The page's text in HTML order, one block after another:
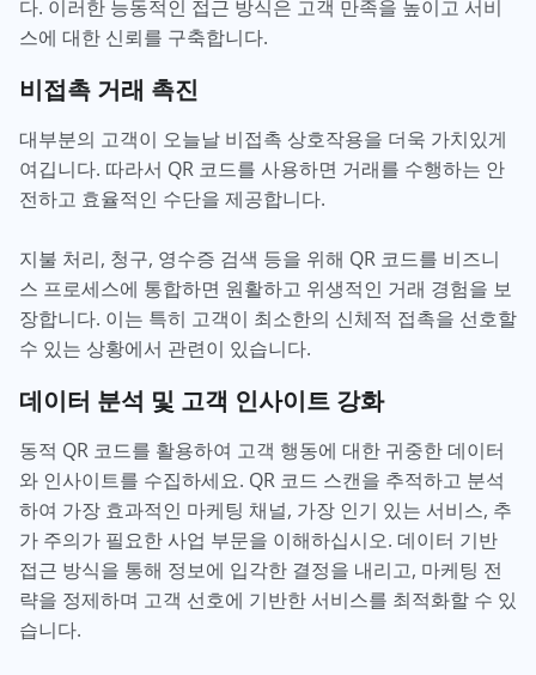
다. 이러한 능동적인 접근 방식은 고객 만족을 높이고 서비
스에 대한 신뢰를 구축합니다.
비접촉 거래 촉진
대부분의 고객이 오늘날 비접촉 상호작용을 더욱 가치있게
여깁니다. 따라서 QR 코드를 사용하면 거래를 수행하는 안
전하고 효율적인 수단을 제공합니다.
지불 처리, 청구, 영수증 검색 등을 위해 QR 코드를 비즈니
스 프로세스에 통합하면 원활하고 위생적인 거래 경험을 보
장합니다. 이는 특히 고객이 최소한의 신체적 접촉을 선호할
수 있는 상황에서 관련이 있습니다.
데이터 분석 및 고객 인사이트 강화
동적 QR 코드를 활용하여 고객 행동에 대한 귀중한 데이터
와 인사이트를 수집하세요. QR 코드 스캔을 추적하고 분석
하여 가장 효과적인 마케팅 채널, 가장 인기 있는 서비스, 추
가 주의가 필요한 사업 부문을 이해하십시오. 데이터 기반
접근 방식을 통해 정보에 입각한 결정을 내리고, 마케팅 전
략을 정제하며 고객 선호에 기반한 서비스를 최적화할 수 있
습니다.